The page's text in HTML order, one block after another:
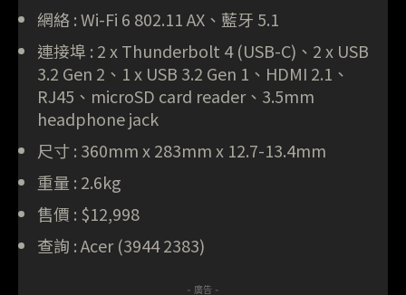
網絡 : Wi-Fi 6 802.11 AX、藍牙 5.1
連接埠 : 2 x Thunderbolt 4 (USB-C)、2 x USB
3.2 Gen 2、1 x USB 3.2 Gen 1、HDMI 2.1、
RJ45、microSD card reader、3.5mm
headphone jack
尺寸 : 360mm x 283mm x 12.7-13.4mm
重量 : 2.6kg
售價 : $12,998
查詢 : Acer (3944 2383)
- 廣告 -